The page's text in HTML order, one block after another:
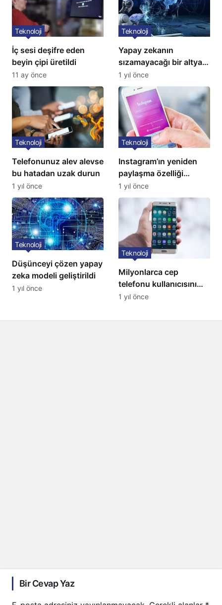
İç sesi deşifre eden
beyin çipi üretildi
Teknoloji
11 ay önce
Yapay zekanın
sızamayacağı bir altyapı
geliştirildi
Teknoloji
1 yıl önce
Telefonunuz alev alevse
bu hatadan uzak durun
Teknoloji
1 yıl önce
Instagram’ın yeniden
paylaşma özelliği
kullanıma açıldı
Teknoloji
1 yıl önce
Düşünceyi çözen yapay
zeka modeli geliştirildi
Teknoloji
1 yıl önce
Milyonlarca cep
telefonu kullanıcısını
ilgilendiren karar: 31
Teknoloji
1 yıl önce
Bir Cevap Yaz